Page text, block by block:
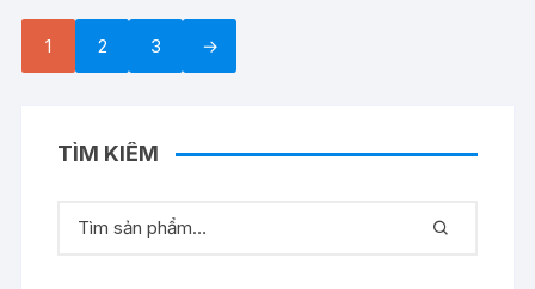
1 2 3 →
TÌM KIẾM